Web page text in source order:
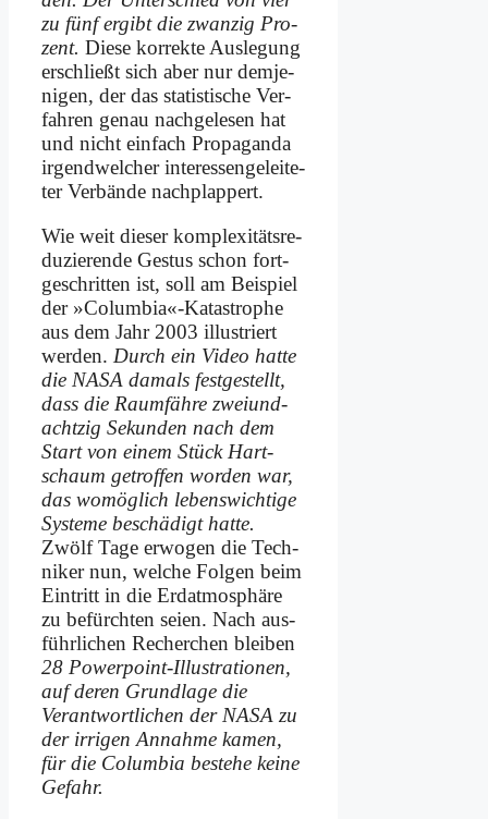
zu fünf er­gibt die zwan­zig Pro­
zent. Die­se kor­rek­te Aus­le­gung
er­schließt sich aber nur dem­je­
ni­gen, der das sta­ti­sti­sche Ver­
fah­ren ge­nau nach­ge­le­sen hat
und nicht ein­fach Pro­pa­gan­da
ir­gend­wel­cher in­ter­es­sen­ge­lei­te­
ter Ver­bän­de nach­plap­pert.
Wie weit die­ser kom­ple­xi­täts­re­
du­zie­ren­de Ge­stus schon fort­
ge­schrit­ten ist, soll am Bei­spiel
der »Columbia«-Katastrophe
aus dem Jahr 2003 il­lu­striert
wer­den. Durch ein Vi­deo hat­te
die NASA da­mals fest­ge­stellt,
dass die Raum­fäh­re zwei­und­
acht­zig Se­kun­den nach dem
Start von ei­nem Stück Hart­
schaum ge­trof­fen wor­den war,
das wo­mög­lich lebens­wichtige
Sy­ste­me be­schä­digt hat­te.
Zwölf Ta­ge er­wo­gen die Tech­
ni­ker nun, wel­che Fol­gen beim
Ein­tritt in die Erd­at­mo­sphä­re
zu be­fürch­ten sei­en. Nach aus­
führ­li­chen Re­cher­chen blei­ben
28 Power­point-Il­lu­stra­tio­nen,
auf de­ren Grund­la­ge die
Verant­wortlichen der NASA zu
der ir­ri­gen An­nah­me ka­men,
für die Co­lum­bia be­stehe kei­ne
Ge­fahr.